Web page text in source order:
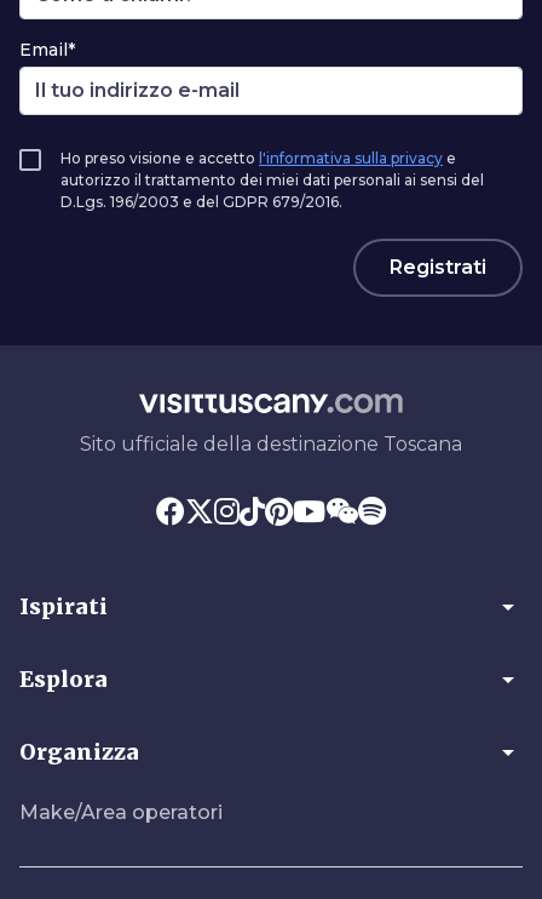
Email*
Ho preso visione e accetto l'informativa sulla privacy e
autorizzo il trattamento dei miei dati personali ai sensi del
D.Lgs. 196/2003 e del GDPR 679/2016.
Registrati
Sito ufficiale della destinazione Toscana
Ispirati arrow_drop_down
Esplora arrow_drop_down
Organizza arrow_drop_down
Make/Area operatori